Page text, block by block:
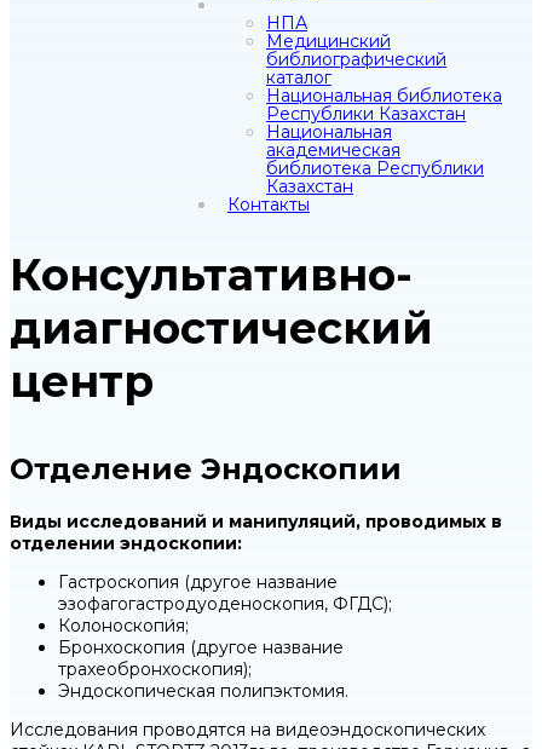
НПА
Медицинский
библиографический
каталог
Национальная библиотека
Республики Казахстан
Национальная
академическая
библиотека Республики
Казахстан
Контакты
Консультативно-
диагностический
центр
Отделение Эндоскопии
Виды исследований и манипуляций, проводимых в
отделении эндоскопии:
Гастроскопия (другое название
эзофагогастродуоденоскопия, ФГДС);
Колоноскопи́я;
Бронхоскопия (другое название
трахеобронхоскопия);
Эндоскопическая полипэктомия.
Исследования проводятся на видеоэндоскопических